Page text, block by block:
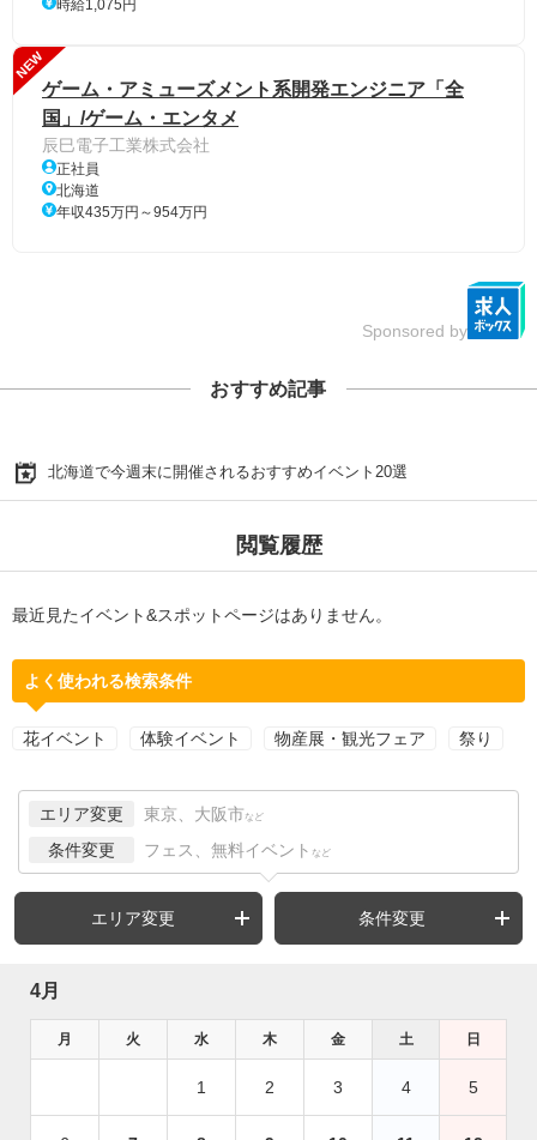
時給1,075円
NEW
ゲーム・アミューズメント系開発エンジニア「全
国」/ゲーム・エンタメ
辰巳電子工業株式会社
正社員
北海道
年収435万円～954万円
Sponsored by
おすすめ記事
北海道で今週末に開催されるおすすめイベント20選
閲覧履歴
最近見たイベント&スポットページはありません。
よく使われる検索条件
花イベント 体験イベント 物産展・観光フェア 祭り
エリア変更 東京、大阪市 など
条件変更 フェス、無料イベント など
エリア変更 条件変更
4月
月 火 水 木 金 土 日
1 2 3 4 5